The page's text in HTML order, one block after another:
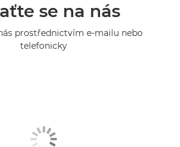
se na nás
prostřednictvím e-mailu nebo
telefonicky